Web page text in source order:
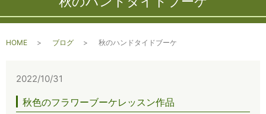
HOME ブログ 秋のハンドタイドブーケ
2022/10/31
秋色のフラワーブーケレッスン作品